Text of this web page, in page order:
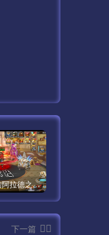
【米亚大陆阿拉德之怒三觉醒版本】经典横版格斗闯关剧情手游最新打包Linux服务端源码视频架设教程-安卓苹果IOS双端版本-完善总运营后台-完整全功能GM授权后台-附带整套表格！
下一篇